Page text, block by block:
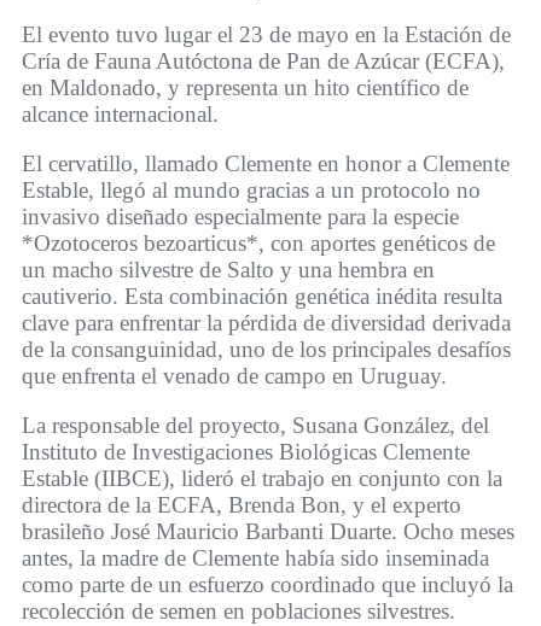
El evento tuvo lugar el 23 de mayo en la Estación de
Cría de Fauna Autóctona de Pan de Azúcar (ECFA),
en Maldonado, y representa un hito científico de
alcance internacional.
El cervatillo, llamado Clemente en honor a Clemente
Estable, llegó al mundo gracias a un protocolo no
invasivo diseñado especialmente para la especie
*Ozotoceros bezoarticus*, con aportes genéticos de
un macho silvestre de Salto y una hembra en
cautiverio. Esta combinación genética inédita resulta
clave para enfrentar la pérdida de diversidad derivada
de la consanguinidad, uno de los principales desafíos
que enfrenta el venado de campo en Uruguay.
La responsable del proyecto, Susana González, del
Instituto de Investigaciones Biológicas Clemente
Estable (IIBCE), lideró el trabajo en conjunto con la
directora de la ECFA, Brenda Bon, y el experto
brasileño José Mauricio Barbanti Duarte. Ocho meses
antes, la madre de Clemente había sido inseminada
como parte de un esfuerzo coordinado que incluyó la
recolección de semen en poblaciones silvestres.